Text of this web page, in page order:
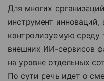
Для многих
инструмент инноваций,
контролируемую среду
внешних ИИ-сервисов
на уровне отдельных
По сути речь идет о